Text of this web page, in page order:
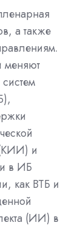
а также
меняют
и
в ИБ
как ВТБ и
(ИИ) в